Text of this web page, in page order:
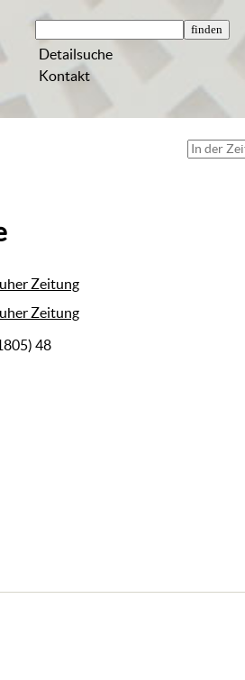
Detailsuche
Kontakt
Zeitung
Zeitung
48